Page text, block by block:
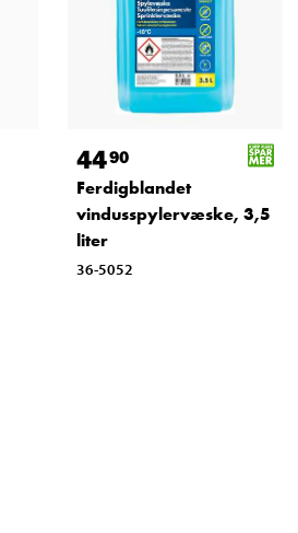
4490
Ferdigblandet
vindusspylervæske, 3,5
liter
36-5052